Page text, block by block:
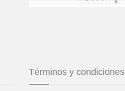
Términos y condiciones